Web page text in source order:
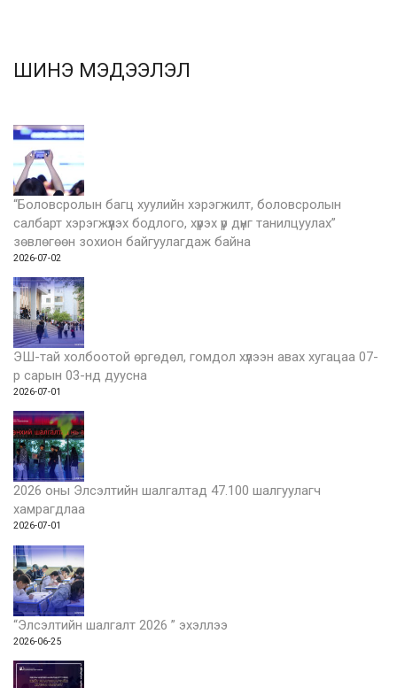
ШИНЭ МЭДЭЭЛЭЛ
“Боловсролын багц хуулийн хэрэгжилт, боловсролын
салбарт хэрэгжүүлэх бодлого, хүрэх үр дүнг танилцуулах”
зөвлөгөөн зохион байгуулагдаж байна
2026-07-02
ЭШ-тай холбоотой өргөдөл, гомдол хүлээн авах хугацаа 07-
р сарын 03-нд дуусна
2026-07-01
2026 оны Элсэлтийн шалгалтад 47.100 шалгуулагч
хамрагдлаа
2026-07-01
“Элсэлтийн шалгалт 2026 ” эхэллээ
2026-06-25